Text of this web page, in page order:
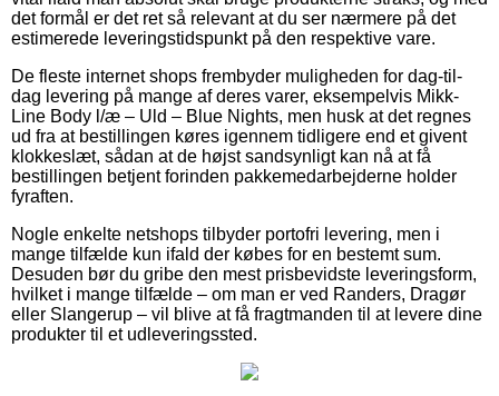
det formål er det ret så relevant at du ser nærmere på det
estimerede leveringstidspunkt på den respektive vare.
De fleste internet shops frembyder muligheden for dag-til-
dag levering på mange af deres varer, eksempelvis Mikk-
Line Body l/æ – Uld – Blue Nights, men husk at det regnes
ud fra at bestillingen køres igennem tidligere end et givent
klokkeslæt, sådan at de højst sandsynligt kan nå at få
bestillingen betjent forinden pakkemedarbejderne holder
fyraften.
Nogle enkelte netshops tilbyder portofri levering, men i
mange tilfælde kun ifald der købes for en bestemt sum.
Desuden bør du gribe den mest prisbevidste leveringsform,
hvilket i mange tilfælde – om man er ved Randers, Dragør
eller Slangerup – vil blive at få fragtmanden til at levere dine
produkter til et udleveringssted.